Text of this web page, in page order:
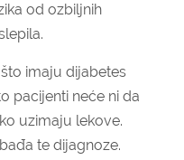
od ozbiljnih
imaju dijabetes
pacijenti neće ni da
uzimaju lekove.
te dijagnoze.